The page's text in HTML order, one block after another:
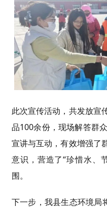
此次宣传活动，共发放宣
品100余份，现场解答群
宣讲与互动，有效增强了
意识，营造了“珍惜水、
围。
下一步，我县生态环境局